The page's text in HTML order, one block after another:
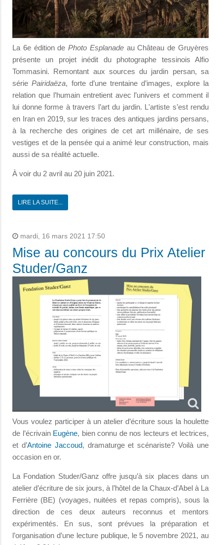
La 6e édition dePhoto Esplanadeau Château de Gruyères
présente un projet inédit du photographe tessinois Alfio
Tommasini. Remontant aux sources du jardin persan, sa
sériePairidaëza, forte d’une trentaine d’images, explore la
relation que l’humain entretient avec l’univers et comment il
lui donne forme à travers l’art du jardin. L'artiste s’est rendu
en Iran en 2019, sur les traces des antiques jardins persans,
à la recherche des origines de cet art millénaire, de ses
vestiges et de la pensée qui a animé leur construction, mais
aussi de sa réalité actuelle.
À voir du 2 avril au 20 juin 2021.
LIRE LA SUITE...
mardi, 16 mars 2021 17:50
Mise au concours du Prix Atelier
Studer/Ganz
Vous voulez participer à un atelier d’écriture sous la houlette
de l’écrivain Eugène, bien connu de nos lecteurs et lectrices,
et d’Antoine Jaccoud, dramaturge et scénariste? Voilà une
occasion en or.
La Fondation Studer/Ganz offre jusqu’à six places dans un
atelier d’écriture de six jours, à l’hôtel de la Chaux-d’Abel à La
Ferrière (BE) (voyages, nuitées et repas compris), sous la
direction de ces deux auteurs reconnus et mentors
expérimentés. En sus, sont prévues la préparation et
l’organisation d’une lecture publique, le 5 novembre 2021, au